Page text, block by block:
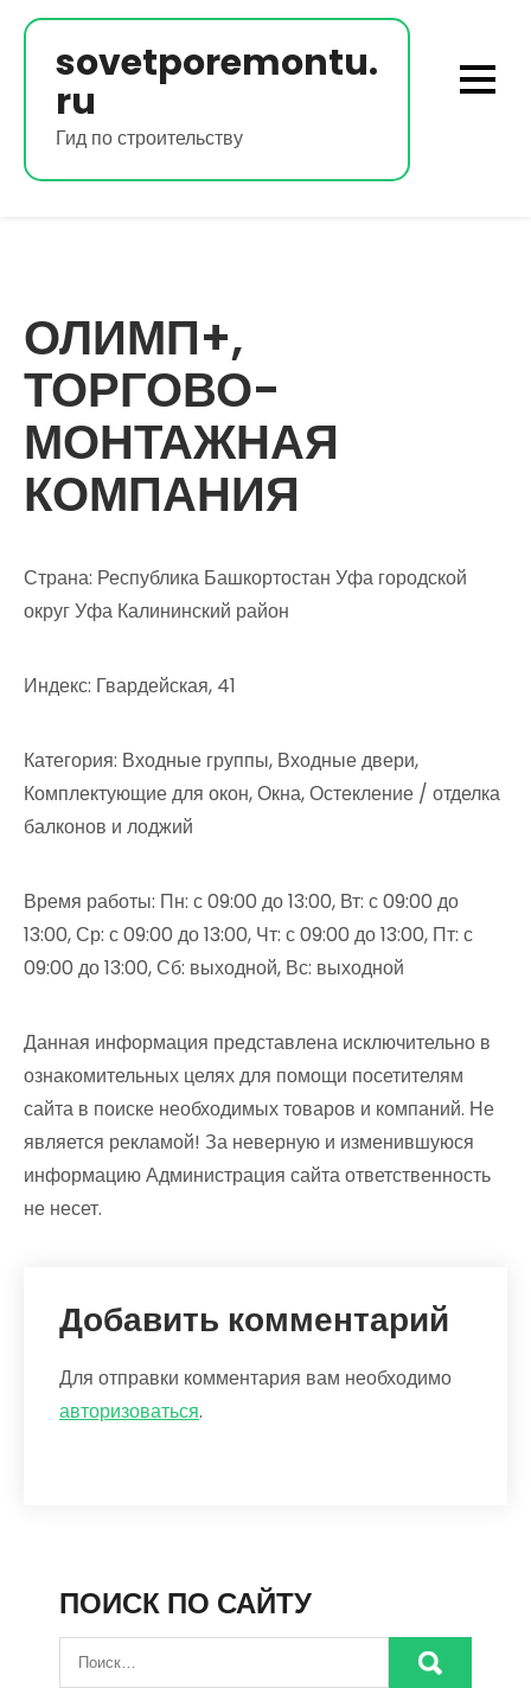
Перейти
содержимомуsovetporemontu.
ru
Гид по строительству
ОЛИМП+,
ТОРГОВО-
МОНТАЖНАЯ
КОМПАНИЯ
Страна: Республика Башкортостан Уфа городской
округ Уфа Калининский район
Индекс: Гвардейская, 41
Категория: Входные группы, Входные двери,
Комплектующие для окон, Окна, Остекление / отделка
балконов и лоджий
Время работы: Пн: с 09:00 до 13:00, Вт: с 09:00 до
13:00, Ср: с 09:00 до 13:00, Чт: с 09:00 до 13:00, Пт: с
09:00 до 13:00, Сб: выходной, Вс: выходной
Данная информация представлена исключительно в
ознакомительных целях для помощи посетителям
сайта в поиске необходимых товаров и компаний. Не
является рекламой! За неверную и изменившуюся
информацию Администрация сайта ответственность
не несет.
Добавить комментарий
Для отправки комментария вам необходимо
авторизоваться.
ПОИСК ПО САЙТУ